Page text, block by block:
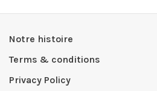
Notre histoire
Terms & conditions
Privacy Policy